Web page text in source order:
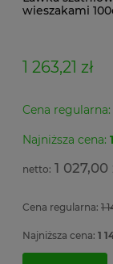
wieszakami
1 263,21 zł
Cena regularna:
Najniższa cena:
1 027,00
Cena regularna: 1
Najniższa cena: 1